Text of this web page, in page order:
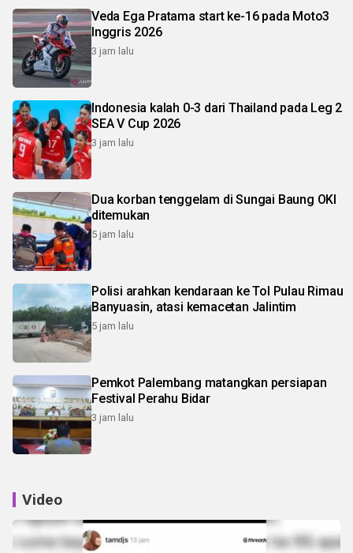
Veda Ega Pratama start ke-16 pada Moto3
Inggris 2026
3 jam lalu
Indonesia kalah 0-3 dari Thailand pada Leg 2
SEA V Cup 2026
3 jam lalu
Dua korban tenggelam di Sungai Baung OKI
ditemukan
5 jam lalu
Polisi arahkan kendaraan ke Tol Pulau Rimau
Banyuasin, atasi kemacetan Jalintim
5 jam lalu
Pemkot Palembang matangkan persiapan
Festival Perahu Bidar
3 jam lalu
Video